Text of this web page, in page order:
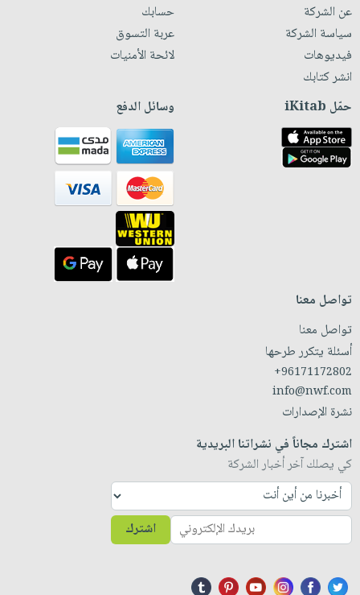
عن الشركة
سياسة الشركة
فيديوهات
انشر كتابك
حسابك
عربة التسوق
لائحة الأمنيات
حمّل iKitab وسائل الدفع
تواصل معنا
تواصل معنا
أسئلة يتكرر طرحها
+96171172802
info@nwf.com
نشرة الإصدارات
اشترك مجاناً في نشراتنا البريدية
كي يصلك آخر أخبار الشركة
اشترك